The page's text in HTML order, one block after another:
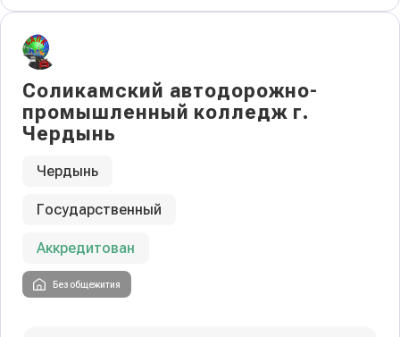
Соликамский автодорожно-
промышленный колледж г.
Чердынь
Чердынь
Государственный
Аккредитован
Без общежития